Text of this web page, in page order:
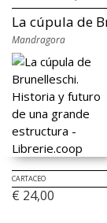
La cúpula de
Mandragora
CARTACEO
€ 24,00